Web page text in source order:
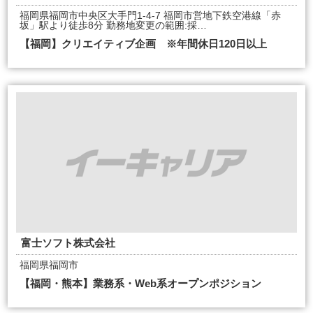
福岡県福岡市中央区大手門1-4-7 福岡市営地下鉄空港線「赤
坂」駅より徒歩8分 勤務地変更の範囲:採…
【福岡】クリエイティブ企画 ※年間休日120日以上
富士ソフト株式会社
福岡県福岡市
【福岡・熊本】業務系・Web系オープンポジション